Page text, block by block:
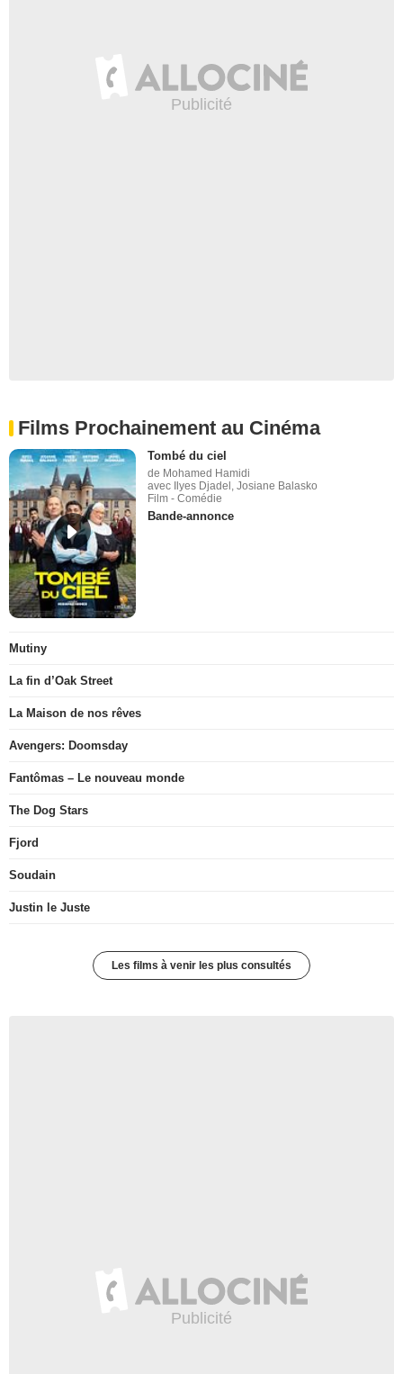
Films Prochainement au Cinéma
Tombé du ciel
de Mohamed Hamidi
avec Ilyes Djadel, Josiane Balasko
Film - Comédie
Bande-annonce
Mutiny
La fin d’Oak Street
La Maison de nos rêves
Avengers: Doomsday
Fantômas – Le nouveau monde
The Dog Stars
Fjord
Soudain
Justin le Juste
Les films à venir les plus consultés